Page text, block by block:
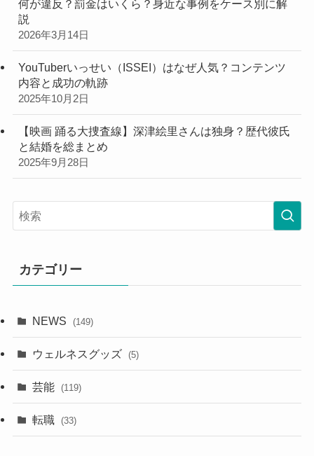
何が違反？罰金はいくら？身近な事例をケース別に解
説
2026年3月14日
YouTuberいっせい（ISSEI）はなぜ人気？コンテンツ
内容と成功の軌跡
2025年10月2日
【映画 踊る大捜査線】深津絵里さんは独身？歴代彼氏
と結婚を総まとめ
2025年9月28日
カテゴリー
NEWS (149)
ウェルネスグッズ (5)
芸能 (119)
転職 (33)